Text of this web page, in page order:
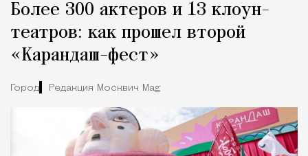
Более 300 актеров и 13 клоун-
театров: как прошел второй
«Карандаш-фест»
Город Редакция Москвич Mag